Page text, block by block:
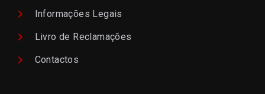
Informações Legais
Livro de Reclamações
Contactos